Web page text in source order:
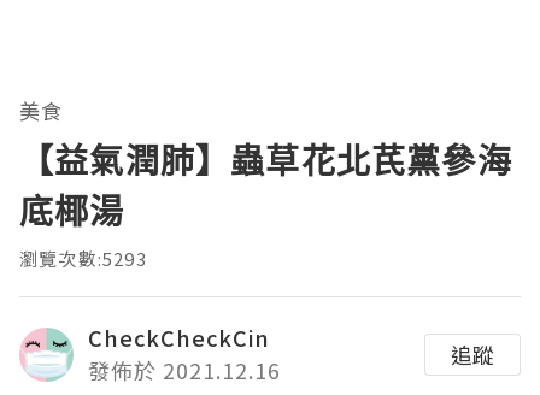
美食
【益氣潤肺】蟲草花北芪黨參海
底椰湯
瀏覽次數:5293
CheckCheckCin
發佈於 2021.12.16
追蹤